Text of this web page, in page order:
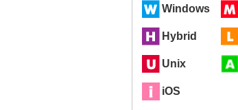
Windows
Hybrid
Unix
iOS